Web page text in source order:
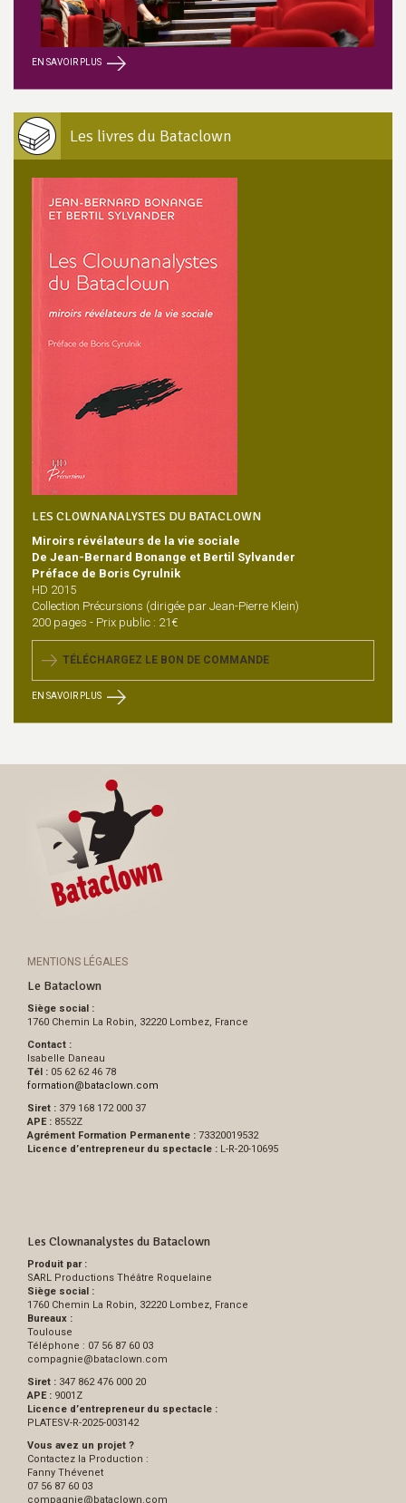
EN SAVOIR PLUS
Les livres du Bataclown
LES CLOWNANALYSTES DU BATACLOWN
Miroirs révélateurs de la vie sociale
De Jean-Bernard Bonange et Bertil Sylvander
Préface de Boris Cyrulnik
HD 2015
Collection Précursions (dirigée par Jean-Pierre Klein)
200 pages - Prix public : 21€
TÉLÉCHARGEZ LE BON DE COMMANDE
EN SAVOIR PLUS
MENTIONS LÉGALES
Le Bataclown
Siège social :
1760 Chemin La Robin, 32220 Lombez, France
Contact :
Isabelle Daneau
Tél : 05 62 62 46 78
formation@bataclown.com
Siret : 379 168 172 000 37
APE : 8552Z
Agrément Formation Permanente : 73320019532
Licence d’entrepreneur du spectacle : L-R-20-10695
Les Clownanalystes du Bataclown
Produit par :
SARL Productions Théâtre Roquelaine
Siège social :
1760 Chemin La Robin, 32220 Lombez, France
Bureaux :
Toulouse
Téléphone : 07 56 87 60 03
compagnie@bataclown.com
Siret : 347 862 476 000 20
APE : 9001Z
Licence d’entrepreneur du spectacle :
PLATESV-R-2025-003142
Vous avez un projet ?
Contactez la Production :
Fanny Thévenet
07 56 87 60 03
compagnie@bataclown.com